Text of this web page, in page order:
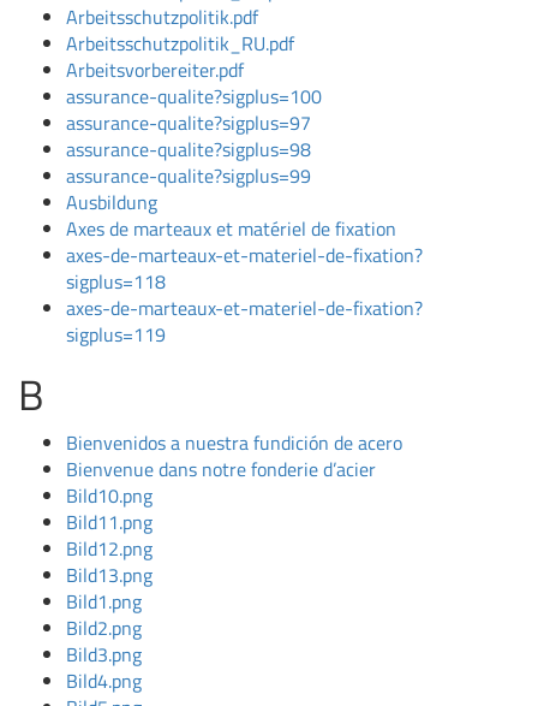
Arbeitsschutzpolitik.pdf
Arbeitsschutzpolitik_RU.pdf
Arbeitsvorbereiter.pdf
assurance-qualite?sigplus=100
assurance-qualite?sigplus=97
assurance-qualite?sigplus=98
assurance-qualite?sigplus=99
Ausbildung
Axes de marteaux et matériel de fixation
axes-de-marteaux-et-materiel-de-fixation?
sigplus=118
axes-de-marteaux-et-materiel-de-fixation?
sigplus=119
B
Bienvenidos a nuestra fundición de acero
Bienvenue dans notre fonderie d’acier
Bild10.png
Bild11.png
Bild12.png
Bild13.png
Bild1.png
Bild2.png
Bild3.png
Bild4.png